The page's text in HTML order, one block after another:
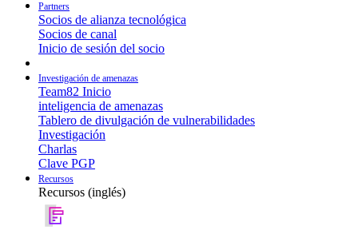
Partners
Socios de alianza tecnológica
Socios de canal
Inicio de sesión del socio
Investigación de amenazas
Team82 Inicio
inteligencia de amenazas
Tablero de divulgación de vulnerabilidades
Investigación
Charlas
Clave PGP
Recursos
Recursos (inglés)